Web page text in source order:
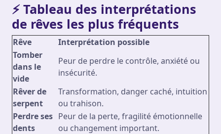
⚡ Tableau des interprétations
de rêves les plus fréquents
Rêve
Interprétation possible
Tomber
dans le
vide
Peur de perdre le contrôle, anxiété ou
insécurité.
Rêver de
serpent
Transformation, danger caché, intuition
ou trahison.
Perdre ses
dents
Peur de la perte, fragilité émotionnelle
ou changement important.